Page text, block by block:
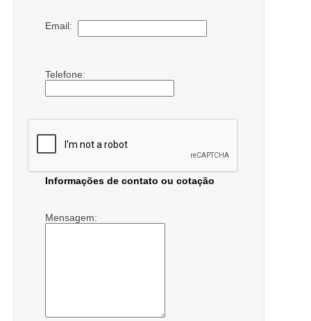
Email:
Telefone:
Informações de contato ou cotação
Mensagem: